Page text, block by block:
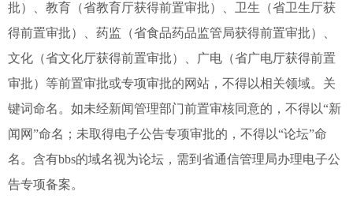
批）、教育（省教育厅获得前置审批）、卫生（省卫生厅获
得前置审批）、药监（省食品药品监管局获得前置审批）、
文化（省文化厅获得前置审批）、广电（省广电厅获得前置
审批）等前置审批或专项审批的网站，不得以相关领域。关
键词命名。如未经新闻管理部门前置审核同意的，不得以“新
闻网”命名；未取得电子公告专项审批的，不得以“论坛”命
名。含有bbs的域名视为论坛，需到省通信管理局办理电子公
告专项备案。